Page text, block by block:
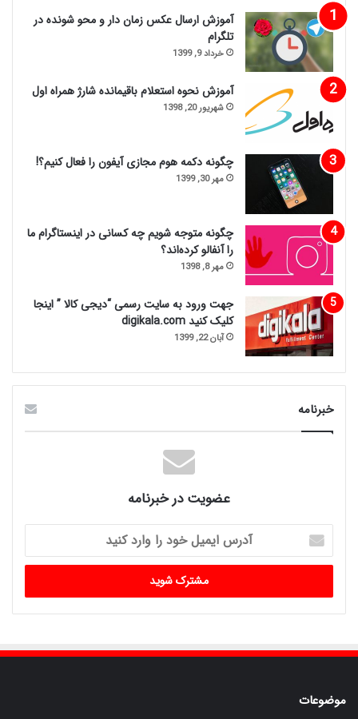
آموزش ارسال عکس زمان دار و محو شونده در
تلگرام
خرداد 9, 1399
آموزش نحوه استعلام باقیمانده شارژ همراه اول
شهریور 20, 1398
چگونه دکمه هوم مجازی آیفون را فعال کنیم؟!
مهر 30, 1399
چگونه متوجه شویم چه کسانی در اینستاگرام ما
را آنفالو کرده‌اند؟
مهر 8, 1398
جهت ورود به سایت رسمی “دیجی کالا ” اینجا
کلیک کنید digikala.com
آبان 22, 1399
خبرنامه
عضویت در خبرنامه
آدرس
ایمیل
خود
وارد
کنید
موضوعات